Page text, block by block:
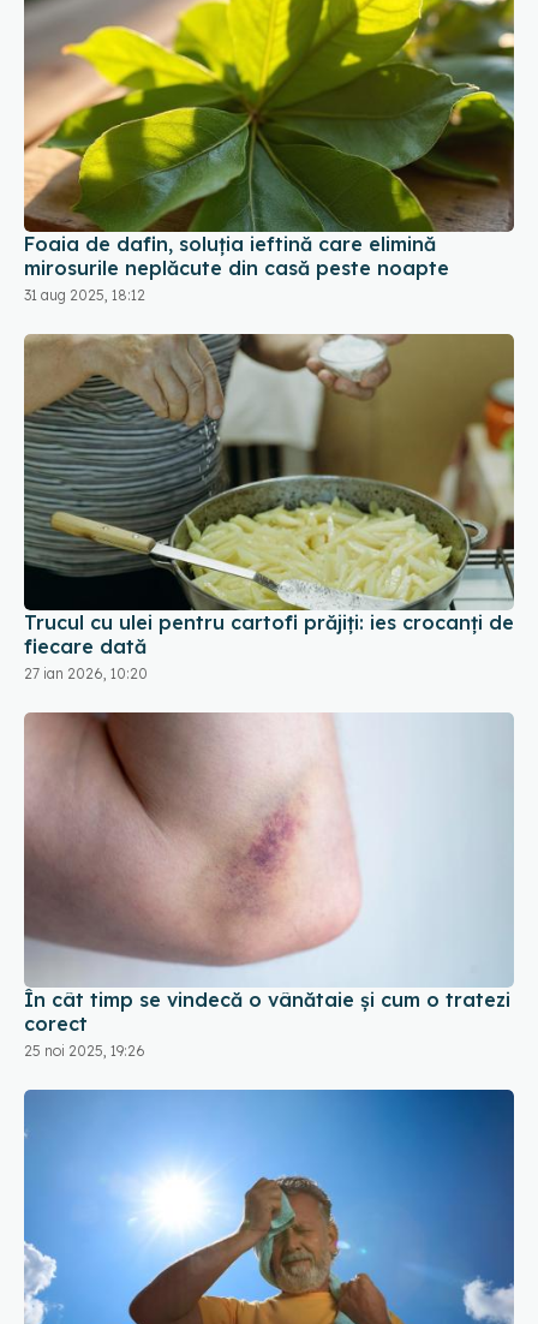
Foaia de dafin, soluția ieftină care elimină
mirosurile neplăcute din casă peste noapte
31 aug 2025, 18:12
Trucul cu ulei pentru cartofi prăjiți: ies crocanți de
fiecare dată
27 ian 2026, 10:20
În cât timp se vindecă o vânătaie și cum o tratezi
25 noi 2025, 19:26
Combinația ideală pentru a evita deshidratarea
în timpul valurilor de căldură